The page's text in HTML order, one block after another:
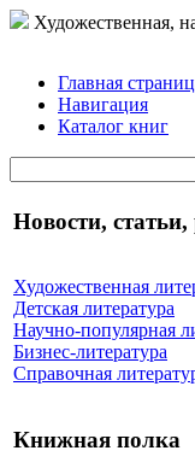
Художественная,
Главная
Навигация
Каталог книг
Новости, статьи,
Художественная
Детская литература
Научно-популярная
Бизнес-литература
Справочная
Книжная полка